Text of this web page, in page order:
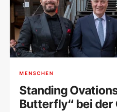
MENSCHEN
Standing
Butterfly“ bei der